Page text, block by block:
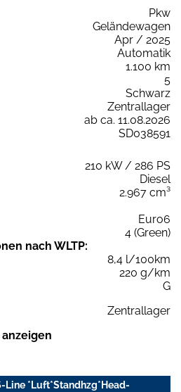
Pkw
Geländewagen
Apr / 2025
Automatik
1.100 km
5
Schwarz
Zentrallager
ab ca. 11.08.2026
SD038591
210 kW / 286 PS
Diesel
2.967 cm³
Euro6
4 (Green)
nach WLTP:
8,4 l/100km
220 g/km
G
Zentrallager
anzeigen
Line *Luft*Standhzg*Head-